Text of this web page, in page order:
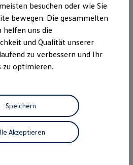
besuchen oder wie Sie
bewegen. Die gesammelten
uns die
und Qualität unserer
zu verbessern und Ihr
zu optimieren.
Akzeptieren
Speichern